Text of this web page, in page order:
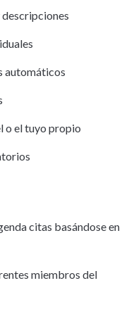
automáticos
o el tuyo propio
citas basándose en
miembros del